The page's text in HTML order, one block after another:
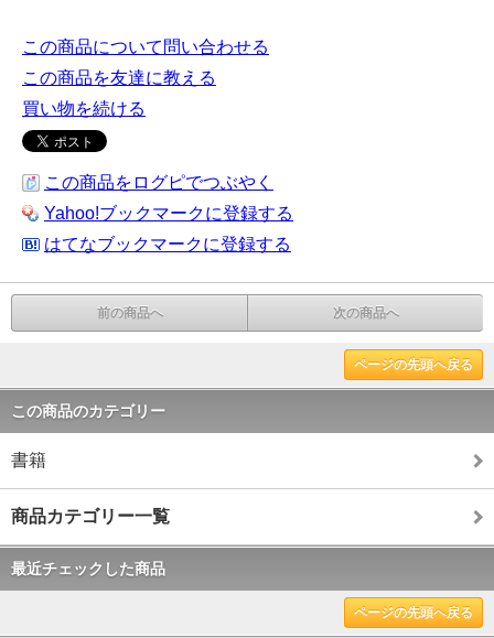
この商品について問い合わせる
この商品を友達に教える
買い物を続ける
この商品をログピでつぶやく
Yahoo!ブックマークに登録する
はてなブックマークに登録する
前の商品へ 次の商品へ
ページの先頭へ戻る
この商品のカテゴリー
書籍
商品カテゴリー一覧
最近チェックした商品
ページの先頭へ戻る